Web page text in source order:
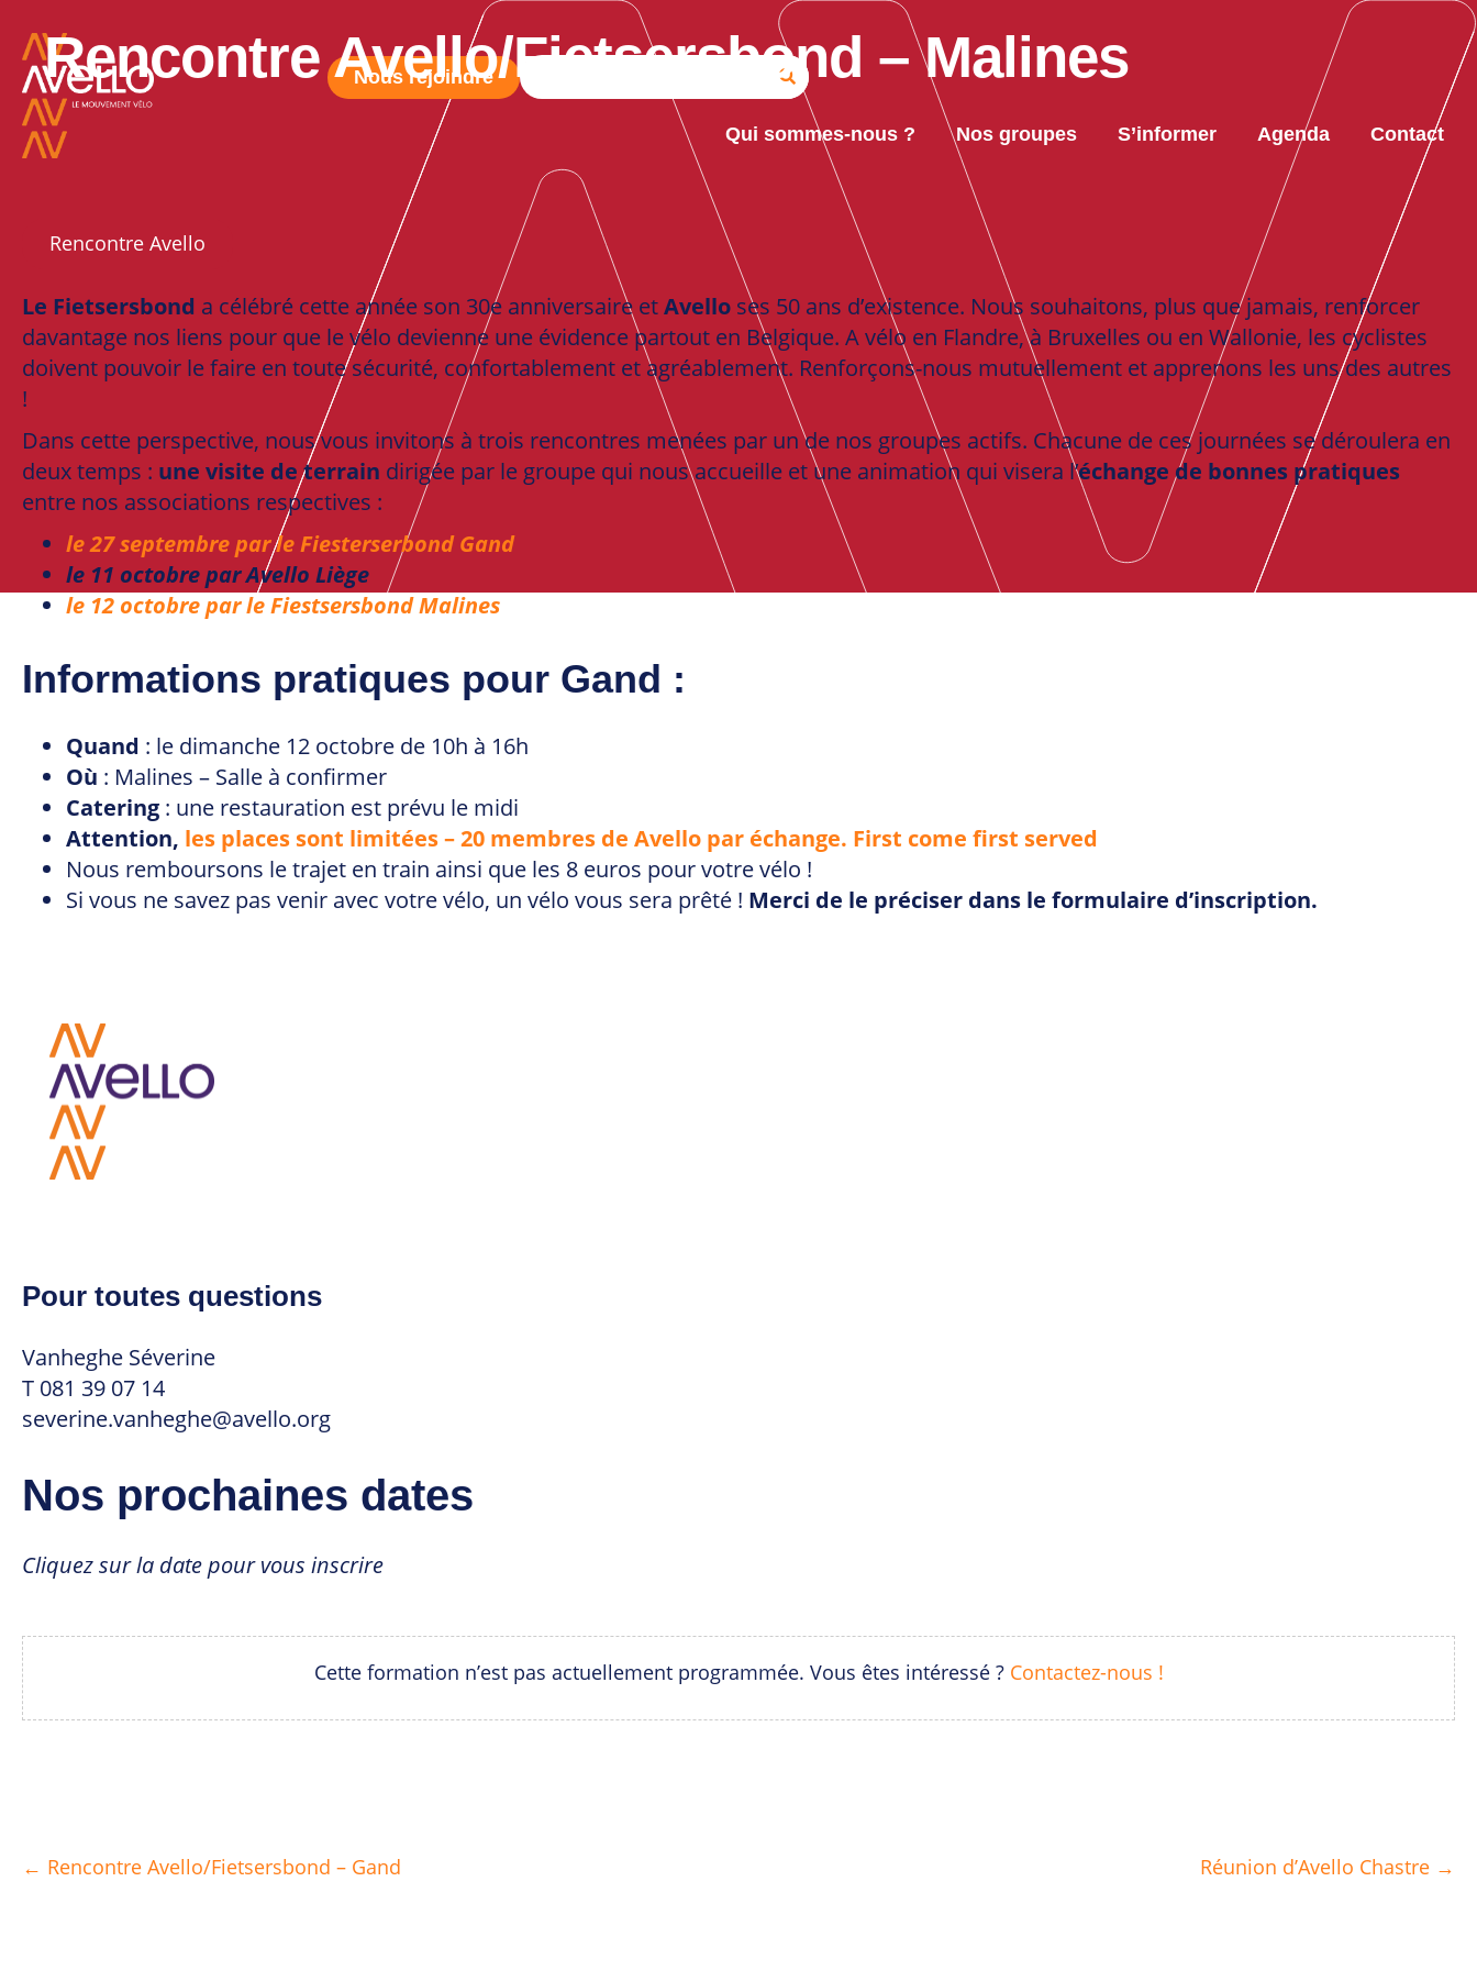
Nous rejoindre
Qui sommes-nous ? Nos groupes S’informer Agenda Contact
Rencontre Avello/Fietsersbond – Malines
Rencontre Avello
Le Fietsersbond a célébré cette année son 30e anniversaire etAvello ses 50 ans d’existence. Nous souhaitons, plus que jamais, renforcer
davantage nos liens pour que le vélo devienne une évidence partout en Belgique. A vélo en Flandre, à Bruxelles ou en Wallonie, les cyclistes
doivent pouvoir le faire en toute sécurité, confortablement et agréablement. Renforçons-nous mutuellement et apprenons les uns des autres
!
Dans cette perspective, nous vous invitons à trois rencontres menées par un de nos groupes actifs. Chacune de ces journées se déroulera en
deux temps : une visite de terrain dirigée par le groupe qui nous accueille et une animation qui visera l’échange de bonnes pratiques
entre nos associations respectives :
le 27 septembre par le Fiesterserbond Gand
le 11 octobre par Avello Liège
le 12 octobre par le Fiestsersbond Malines
Informations pratiques pour Gand :
Quand : le dimanche 12 octobre de 10h à 16h
Où : Malines – Salle à confirmer
Catering : une restauration est prévu le midi
Attention, les places sont limitées – 20 membres de Avello par échange. First come first served
Nous remboursons le trajet en train ainsi que les 8 euros pour votre vélo !
Si vous ne savez pas venir avec votre vélo, un vélo vous sera prêté ! Merci de le préciser dans le formulaire d’inscription.
Pour toutes questions
Vanheghe Séverine
T 081 39 07 14
severine.vanheghe@avello.org
Nos prochaines dates
Cliquez sur la date pour vous inscrire
Cette formation n’est pas actuellement programmée. Vous êtes intéressé ? Contactez-nous !
Posts
← Rencontre Avello/Fietsersbond – Gand Réunion d’Avello Chastre →